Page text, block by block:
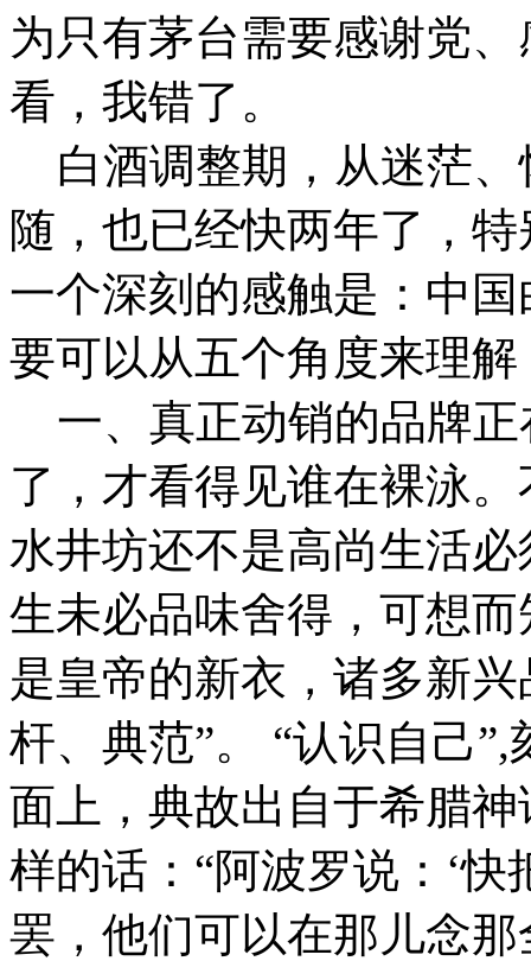
为只有茅台需要感谢党
看，我错了。
白酒调整期，从迷茫、
随，也已经快两年了，
一个深刻的感触是：中
要可以从五个角度来理解
一、真正动销的品牌正
了，才看得见谁在裸泳
水井坊还不是高尚生活
生未必品味舍得，可想
是皇帝的新衣，诸多新
杆、典范”。 “认识自己
面上，典故出自于希腊
样的话：“阿波罗说：‘
罢，他们可以在那儿念